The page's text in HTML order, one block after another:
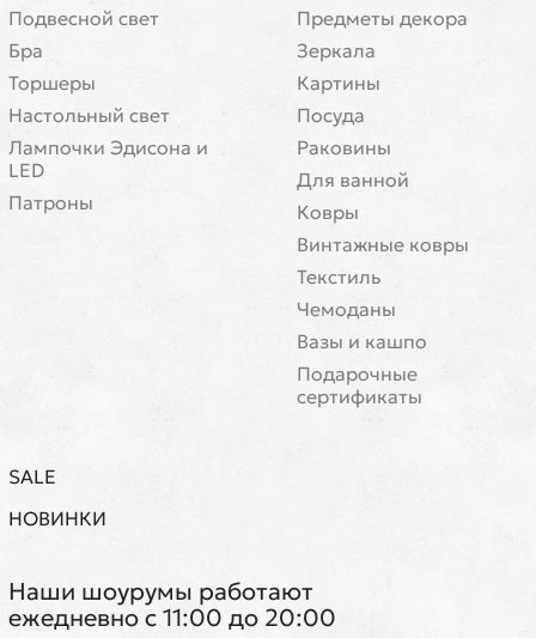
Подвесной свет
Бра
Торшеры
Настольный свет
Лампочки Эдисона и
LED
Патроны
Предметы декора
Зеркала
Картины
Посуда
Раковины
Для ванной
Ковры
Винтажные ковры
Текстиль
Чемоданы
Вазы и кашпо
Подарочные
сертификаты
SALE
НОВИНКИ
Наши шоурумы работают
ежедневно с 11:00 до 20:00